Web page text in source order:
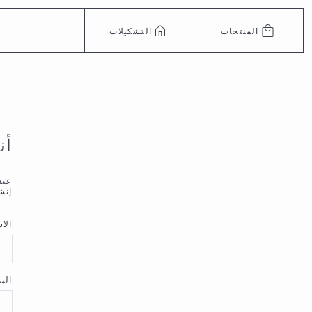
المنتجات التشكيلات